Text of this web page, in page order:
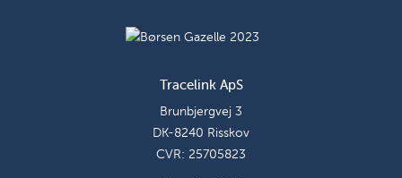
Tracelink ApS
Brunbjergvej 3
DK-8240 Risskov
CVR: 25705823